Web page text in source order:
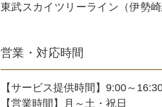
東武スカイツリーライン（伊勢
営業・対応時間
【サービス提供時間】9:00～
【営業時間】月～土・祝日